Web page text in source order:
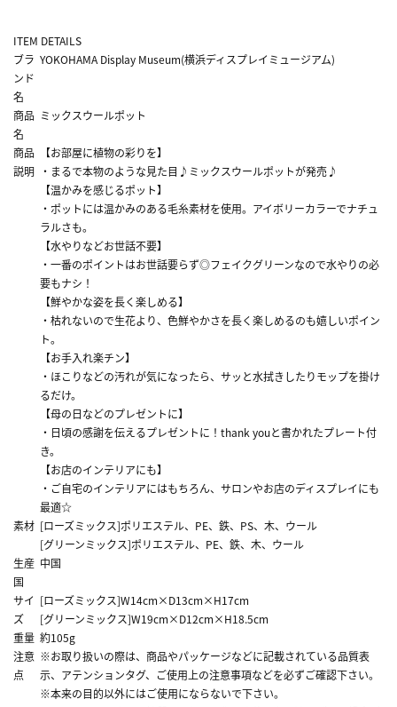
ITEM DETAILS
ブラ
ンド
名
YOKOHAMA Display Museum(横浜ディスプレイミュージアム)
商品
名
ミックスウールポット
商品
説明
【お部屋に植物の彩りを】
・まるで本物のような見た目♪ミックスウールポットが発売♪
【温かみを感じるポット】
・ポットには温かみのある毛糸素材を使用。アイボリーカラーでナチュ
ラルさも。
【水やりなどお世話不要】
・一番のポイントはお世話要らず◎フェイクグリーンなので水やりの必
要もナシ！
【鮮やかな姿を長く楽しめる】
・枯れないので生花より、色鮮やかさを長く楽しめるのも嬉しいポイン
ト。
【お手入れ楽チン】
・ほこりなどの汚れが気になったら、サッと水拭きしたりモップを掛け
るだけ。
【母の日などのプレゼントに】
・日頃の感謝を伝えるプレゼントに！thank youと書かれたプレート付
き。
【お店のインテリアにも】
・ご自宅のインテリアにはもちろん、サロンやお店のディスプレイにも
最適☆
素材 [ローズミックス]ポリエステル、PE、鉄、PS、木、ウール
[グリーンミックス]ポリエステル、PE、鉄、木、ウール
生産
国
中国
サイ
ズ
[ローズミックス]W14cm×D13cm×H17cm
[グリーンミックス]W19cm×D12cm×H18.5cm
重量 約105g
注意
点
※お取り扱いの際は、商品やパッケージなどに記載されている品質表
示、アテンションタグ、ご使用上の注意事項などを必ずご確認下さい。
※本来の目的以外にはご使用にならないで下さい。